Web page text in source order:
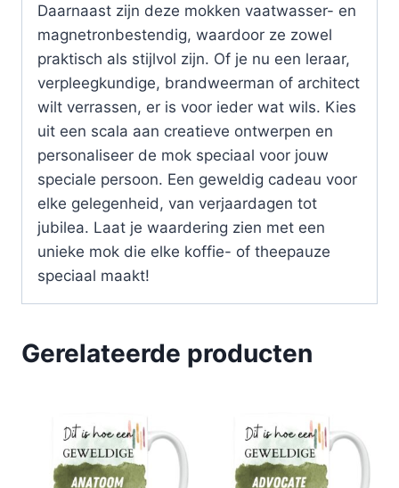
Daarnaast zijn deze mokken vaatwasser- en
magnetronbestendig, waardoor ze zowel
praktisch als stijlvol zijn. Of je nu een leraar,
verpleegkundige, brandweerman of architect
wilt verrassen, er is voor ieder wat wils. Kies
uit een scala aan creatieve ontwerpen en
personaliseer de mok speciaal voor jouw
speciale persoon. Een geweldig cadeau voor
elke gelegenheid, van verjaardagen tot
jubilea. Laat je waardering zien met een
unieke mok die elke koffie- of theepauze
speciaal maakt!
Gerelateerde producten